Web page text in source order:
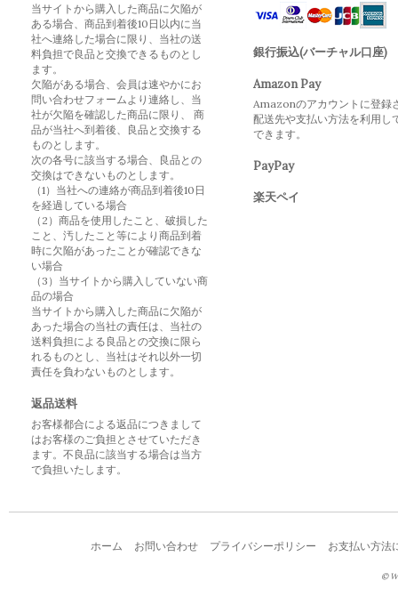
当サイトから購入した商品に欠陥が
ある場合、商品到着後10日以内に当
社へ連絡した場合に限り、当社の送
料負担で良品と交換できるものとし
ます。
欠陥がある場合、会員は速やかにお
問い合わせフォームより連絡し、当
社が欠陥を確認した商品に限り、 商
品が当社へ到着後、良品と交換する
ものとします。
次の各号に該当する場合、良品との
交換はできないものとします。
（1）当社への連絡が商品到着後10日
を経過している場合
（2）商品を使用したこと、破損した
こと、汚したこと等により商品到着
時に欠陥があったことが確認できな
い場合
（3）当サイトから購入していない商
品の場合
当サイトから購入した商品に欠陥が
あった場合の当社の責任は、当社の
送料負担による良品との交換に限ら
れるものとし、当社はそれ以外一切
責任を負わないものとします。
返品送料
お客様都合による返品につきまして
はお客様のご負担とさせていただき
ます。不良品に該当する場合は当方
で負担いたします。
銀行振込(バーチャル口座)
Amazon Pay
Amazonのアカウントに登録
配送先や支払い方法を利用し
できます。
PayPay
楽天ペイ
ホーム お問い合わせ プライバシーポリシー お支払い方法
©